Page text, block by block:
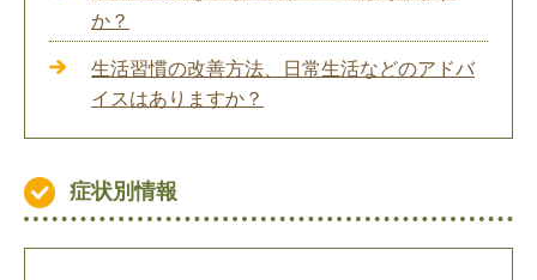
か？
生活習慣の改善方法、日常生活などのアドバ
イスはありますか？
症状別情報